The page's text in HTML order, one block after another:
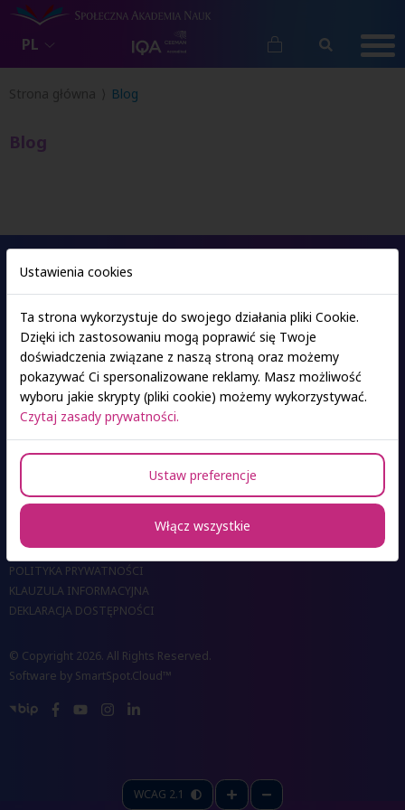
PL
Strona główna Blog
Blog
Oferta studiów
Ośrodki SAN
KONTAKT DO BIUR I UCZELNI
DLA MEDIÓW
RODO
POLITYKA PRYWATNOŚCI
KLAUZULA INFORMACYJNA
DEKLARACJA DOSTĘPNOŚCI
© Copyright 2026. All Rights Reserved.
Software by SmartSpot.Cloud™
WCAG 2.1
Ustawienia cookies
Ta strona wykorzystuje do swojego działania pliki Cookie.
Dzięki ich zastosowaniu mogą poprawić się Twoje
doświadczenia związane z naszą stroną oraz możemy
pokazywać Ci spersonalizowane reklamy. Masz możliwość
wyboru jakie skrypty (pliki cookie) możemy wykorzystywać.
Czytaj zasady prywatności.
Ustaw preferencje
Włącz wszystkie